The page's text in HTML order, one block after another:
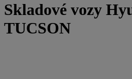
Skladové vozy
TUCSON